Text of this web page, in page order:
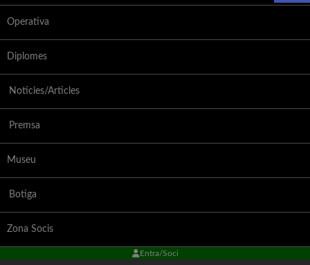
Operativa
Diplomes
Noticies/Articles
Premsa
Museu
Botiga
Zona Socis
Entra/Soci